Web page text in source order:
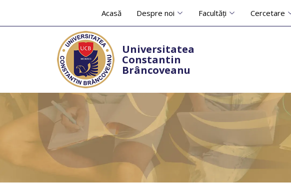
Acasă Despre noi Facultăți Cercetare
Universitatea
Constantin
Brâncoveanu